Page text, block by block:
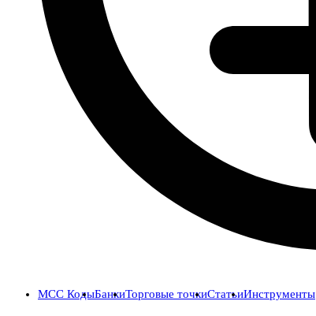
MCC КодыБанкиТорговые точкиСтатьиИнструменты